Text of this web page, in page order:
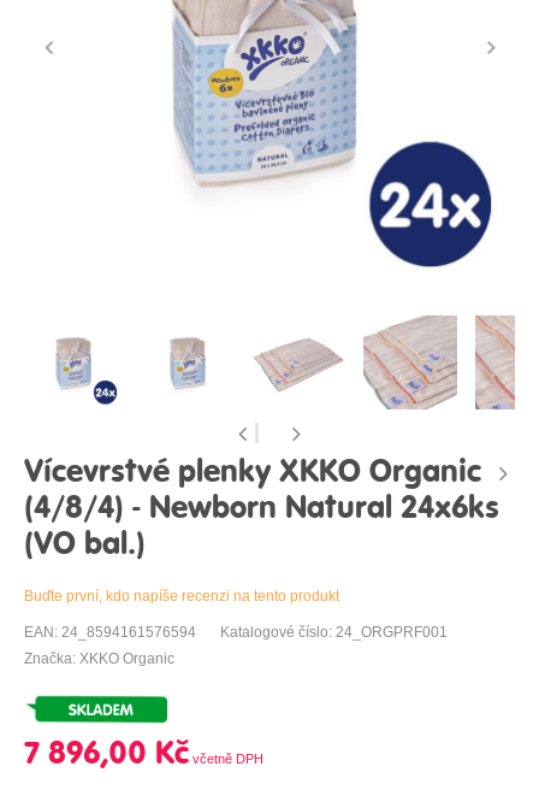
Vícevrstvé plenky XKKO Organic
(4/8/4) - Newborn Natural 24x6ks
(VO bal.)
Buďte první, kdo napíše recenzi na tento produkt
EAN: 24_8594161576594
Katalogové číslo: 24_ORGPRF001
Značka: XKKO Organic
7 896,00 Kč